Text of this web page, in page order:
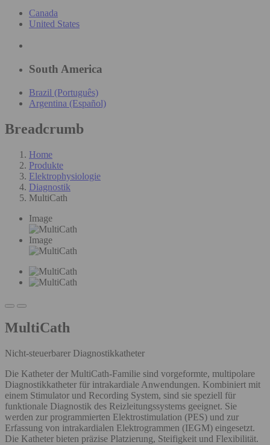
Canada
United States
South America
Brazil (Português)
Argentina (Español)
Breadcrumb
Home
Produkte
Elektrophysiologie
Diagnostik
MultiCath
Image
Image
MultiCath
Nicht-steuerbarer Diagnostikkatheter
Die Katheter der MultiCath-Familie sind vorgeformte, multipolare
Diagnostikkatheter für intrakardiale Anwendungen. Kombiniert mit
einem Stimulator und Recording System, sind sie speziell für
funktionale Diagnostik des Reizleitungssystems geeignet. Sie
werden zur programmierten Elektrostimulation (PES) und zur
Erfassung von intrakardialen Elektrogrammen (IEGM) eingesetzt.
Die Katheter bieten präzise Platzierung, Steifigkeit und Flexibilität.